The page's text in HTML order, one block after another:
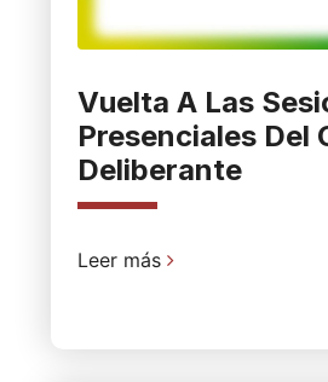
Vuelta A Las
Presenciales Del
Deliberante
Leer más